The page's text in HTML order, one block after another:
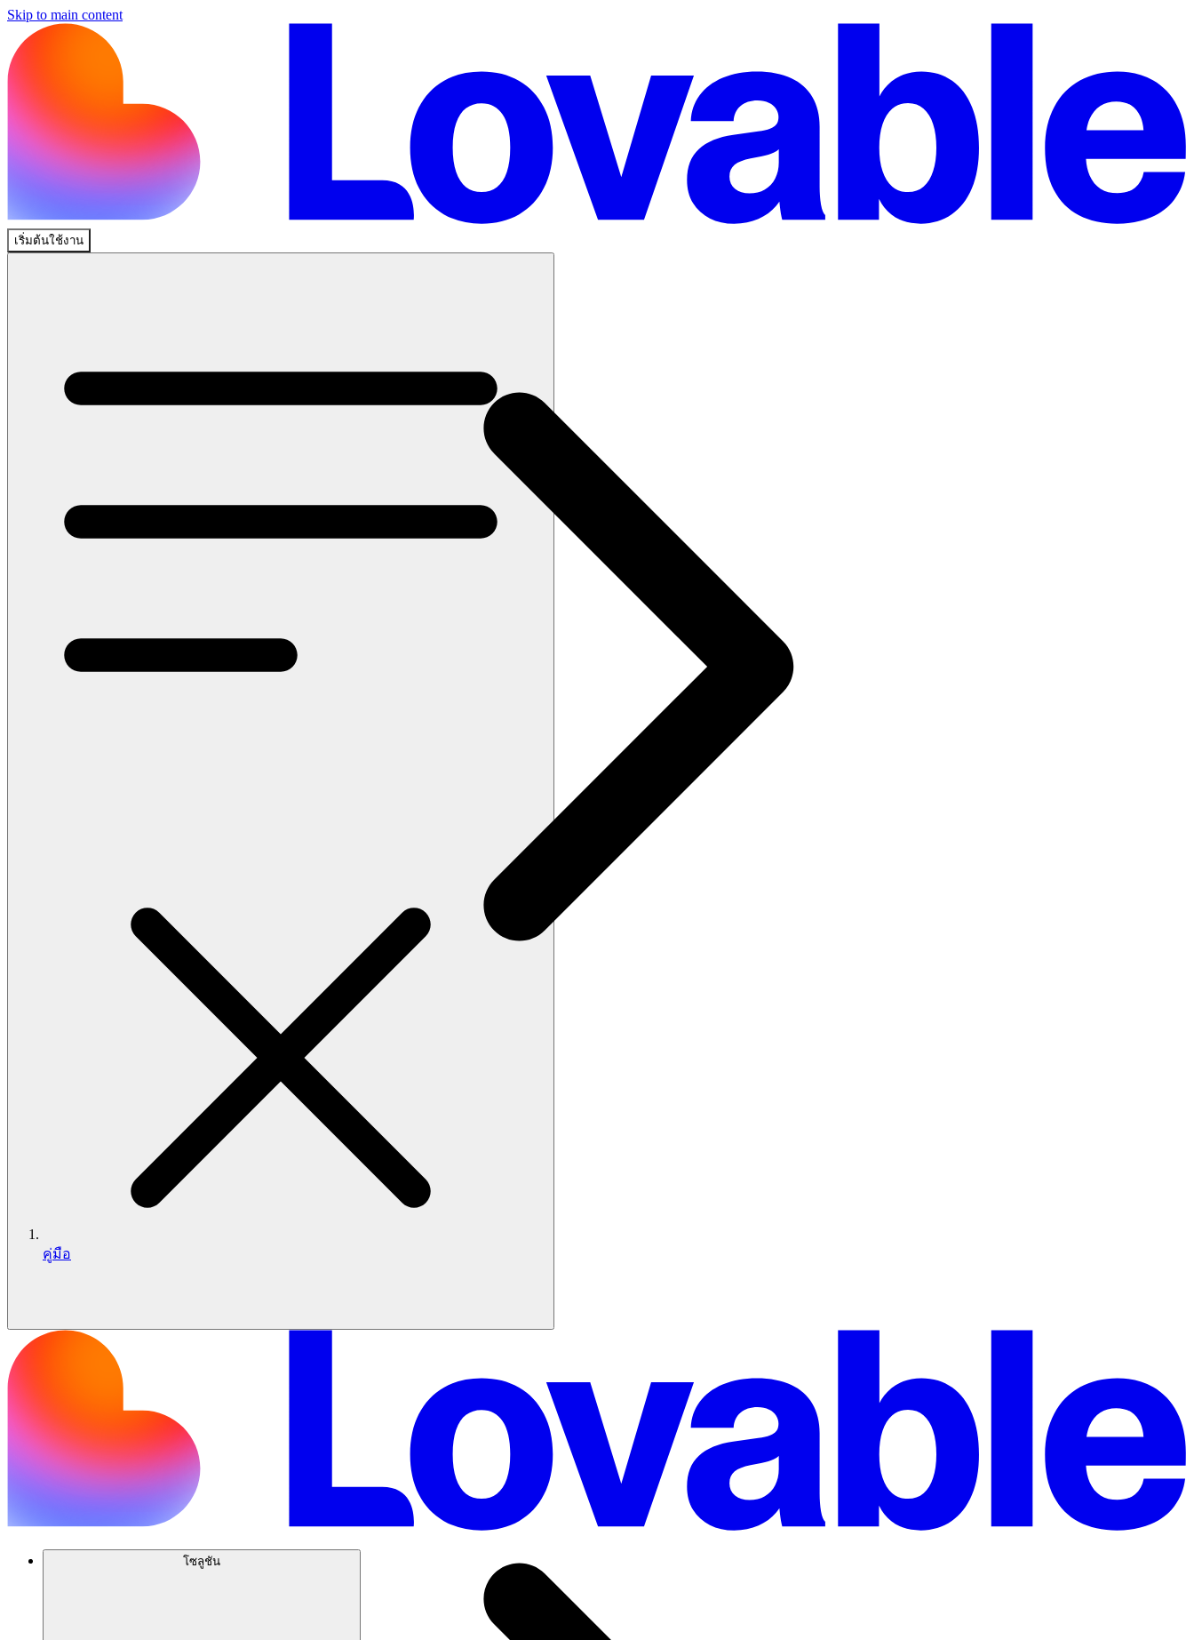
Skip to main content
เริ่มต้นใช้งาน
โซลูชัน
คู่มือ